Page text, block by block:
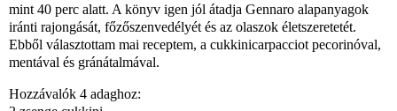
mint 40 perc alatt. A könyv igen jól átadja Gennaro alapanyagok
iránti rajongását, főzőszenvedélyét és az olaszok életszeretetét.
Ebből választottam mai receptem, a cukkinicarpacciot pecorinóval,
mentával és gránátalmával.
Hozzávalók 4 adaghoz: